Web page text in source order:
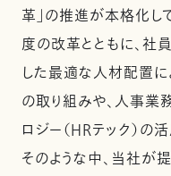
革」の推進が本格化し
度の改革とともに、社
した最適な人材配置
の取り組みや、人事業
ロジー（HRテック）の
そのような中、当社が